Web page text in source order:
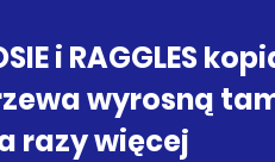
i RAGGLES
wyrosną
razy więcej